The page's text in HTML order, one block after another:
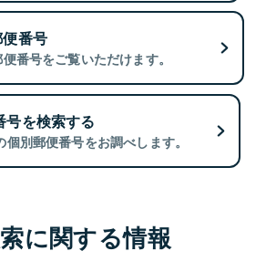
番号
番号をご覧いただけます。
号を検索する
別郵便番号をお調べします。
に関する情報